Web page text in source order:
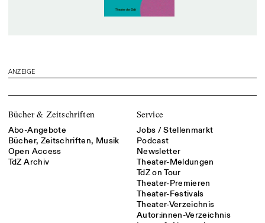
ANZEIGE
Bücher & Zeitschriften
Abo-Angebote
Bücher, Zeitschriften, Musik
Open Access
TdZ Archiv
Service
Jobs / Stellenmarkt
Podcast
Newsletter
Theater-Meldungen
TdZ on Tour
Theater-Premieren
Theater-Festivals
Theater-Verzeichnis
Autor:innen-Verzeichnis